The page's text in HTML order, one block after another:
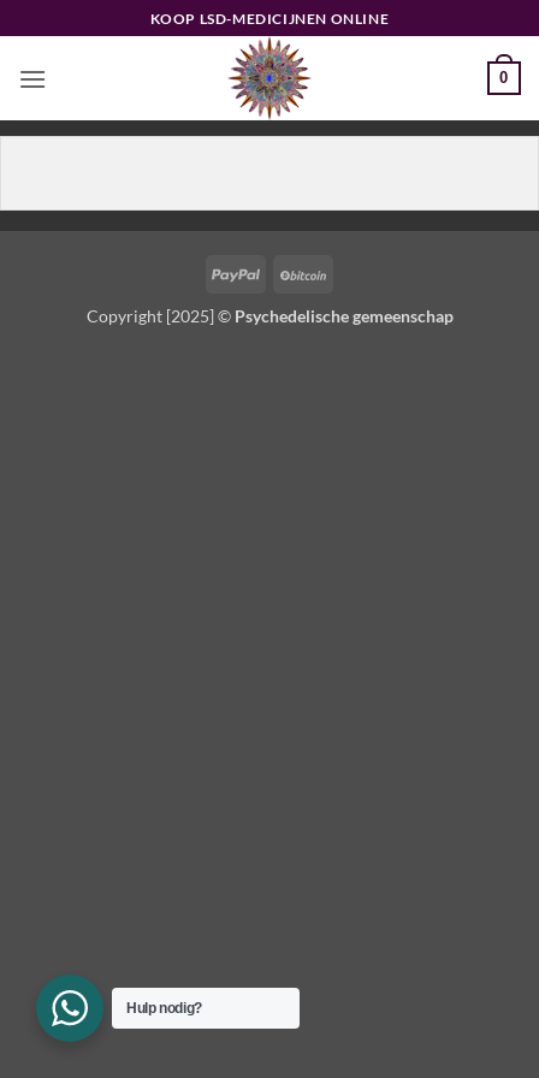
naar
inhoud
KOOP LSD-MEDICIJNEN ONLINE
0
PayPal
Copyright [2025] © Psychedelische gemeenschap
Hulp nodig?